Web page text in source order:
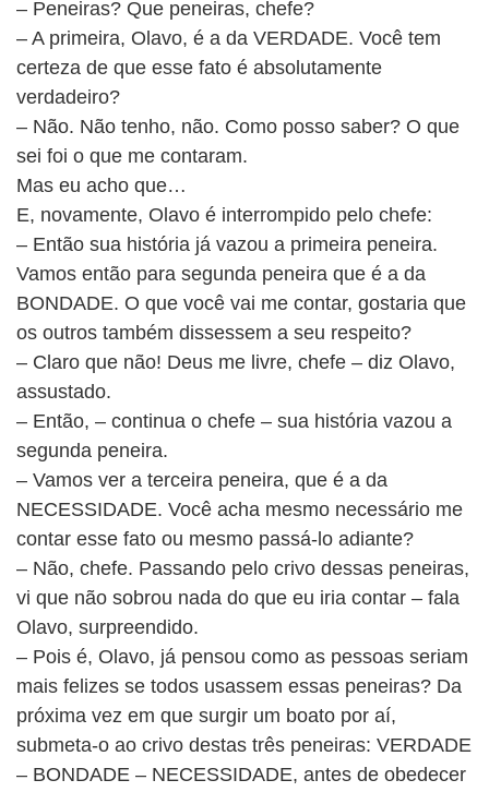
– Peneiras? Que peneiras, chefe?
– A primeira, Olavo, é a da VERDADE. Você tem
certeza de que esse fato é absolutamente
verdadeiro?
– Não. Não tenho, não. Como posso saber? O que
sei foi o que me contaram.
Mas eu acho que…
E, novamente, Olavo é interrompido pelo chefe:
– Então sua história já vazou a primeira peneira.
Vamos então para segunda peneira que é a da
BONDADE. O que você vai me contar, gostaria que
os outros também dissessem a seu respeito?
– Claro que não! Deus me livre, chefe – diz Olavo,
assustado.
– Então, – continua o chefe – sua história vazou a
segunda peneira.
– Vamos ver a terceira peneira, que é a da
NECESSIDADE. Você acha mesmo necessário me
contar esse fato ou mesmo passá-lo adiante?
– Não, chefe. Passando pelo crivo dessas peneiras,
vi que não sobrou nada do que eu iria contar – fala
Olavo, surpreendido.
– Pois é, Olavo, já pensou como as pessoas seriam
mais felizes se todos usassem essas peneiras? Da
próxima vez em que surgir um boato por aí,
submeta-o ao crivo destas três peneiras: VERDADE
– BONDADE – NECESSIDADE, antes de obedecer